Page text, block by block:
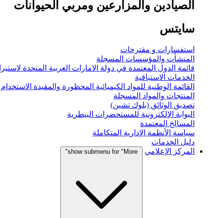
الصيادين والمزارعين ومربي الحيوانات
سايتس
استفسارات و مقترحات
المنشأت والمؤسسات المسجلة
قائمة الدول المعتمدة في دولة الامارات العربية المتحدة
الخدمات الاستباقية
القائمة الوطنية للمواد الكيميائية المحظورة والمقيدة
المنتجات والمواد المسجلة
تصديق الوثائق (بلوك تشين)
البوابة الإلكترونية للمستحضرات البيطرية
المسالخ المعتمدة
سياسة الأنظمة الإدارية المتكاملة
دليل الخدمات
المركز الإعلامي
show submenu for "More"